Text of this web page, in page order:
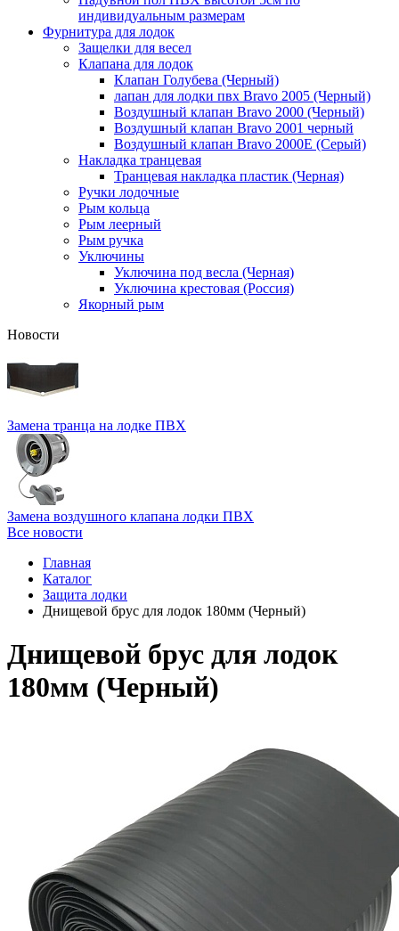
индивидуальным размерам
Фурнитура для лодок
Защелки для весел
Клапана для лодок
Клапан Голубева (Черный)
лапан для лодки пвх Bravo 2005 (Черный)
Воздушный клапан Bravo 2000 (Черный)
Воздушный клапан Bravo 2001 черный
Воздушный клапан Bravo 2000Е (Серый)
Накладка транцевая
Транцевая накладка пластик (Черная)
Ручки лодочные
Рым кольца
Рым леерный
Рым ручка
Уключины
Уключина под весла (Черная)
Уключина крестовая (Россия)
Якорный рым
Новости
Замена транца на лодке ПВХ
Замена воздушного клапана лодки ПВХ
Все новости
Главная
Каталог
Защита лодки
Днищевой брус для лодок 180мм (Черный)
Днищевой брус для лодок
180мм (Черный)